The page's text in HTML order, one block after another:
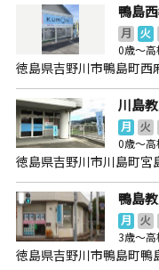
鴨島
月 火
0歳～高
徳島県吉野川市鴨島町西
川島
月 火
0歳～高
徳島県吉野川市川島町宮
鴨島
月 火
3歳～高
徳島県吉野川市鴨島町鴨